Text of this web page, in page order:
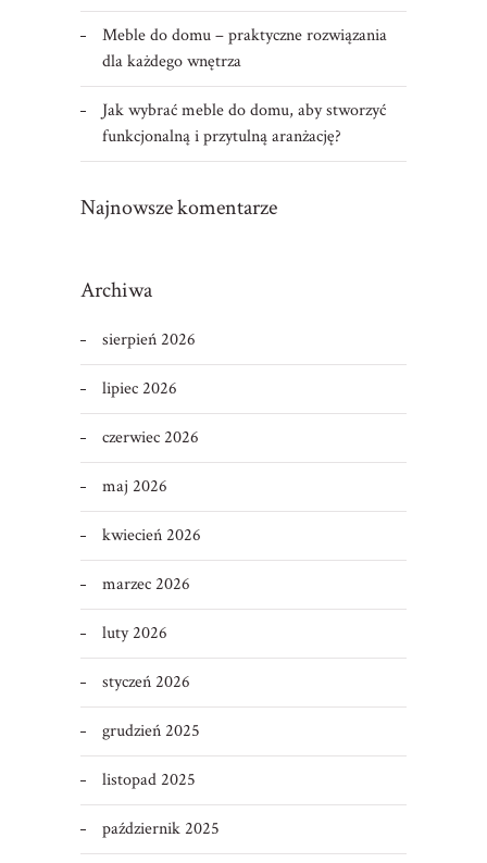
Meble do domu – praktyczne rozwiązania
dla każdego wnętrza
Jak wybrać meble do domu, aby stworzyć
funkcjonalną i przytulną aranżację?
Najnowsze komentarze
Archiwa
sierpień 2026
lipiec 2026
czerwiec 2026
maj 2026
kwiecień 2026
marzec 2026
luty 2026
styczeń 2026
grudzień 2025
listopad 2025
październik 2025